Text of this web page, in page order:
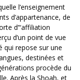
l’enseignement
d’appartenance, de
d’“affiliation
d’un point de vue
qui repose sur une
destinées et
procède du
Après la Shoah, et